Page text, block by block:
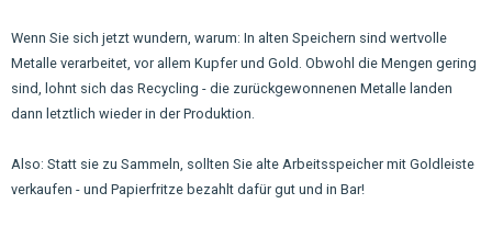
Wenn Sie sich jetzt wundern, warum: In alten Speichern sind wertvolle
Metalle verarbeitet, vor allem Kupfer und Gold. Obwohl die Mengen gering
sind, lohnt sich das Recycling - die zurückgewonnenen Metalle landen
dann letztlich wieder in der Produktion.
Also: Statt sie zu Sammeln, sollten Sie alte Arbeitsspeicher mit Goldleiste
verkaufen - und Papierfritze bezahlt dafür gut und in Bar!